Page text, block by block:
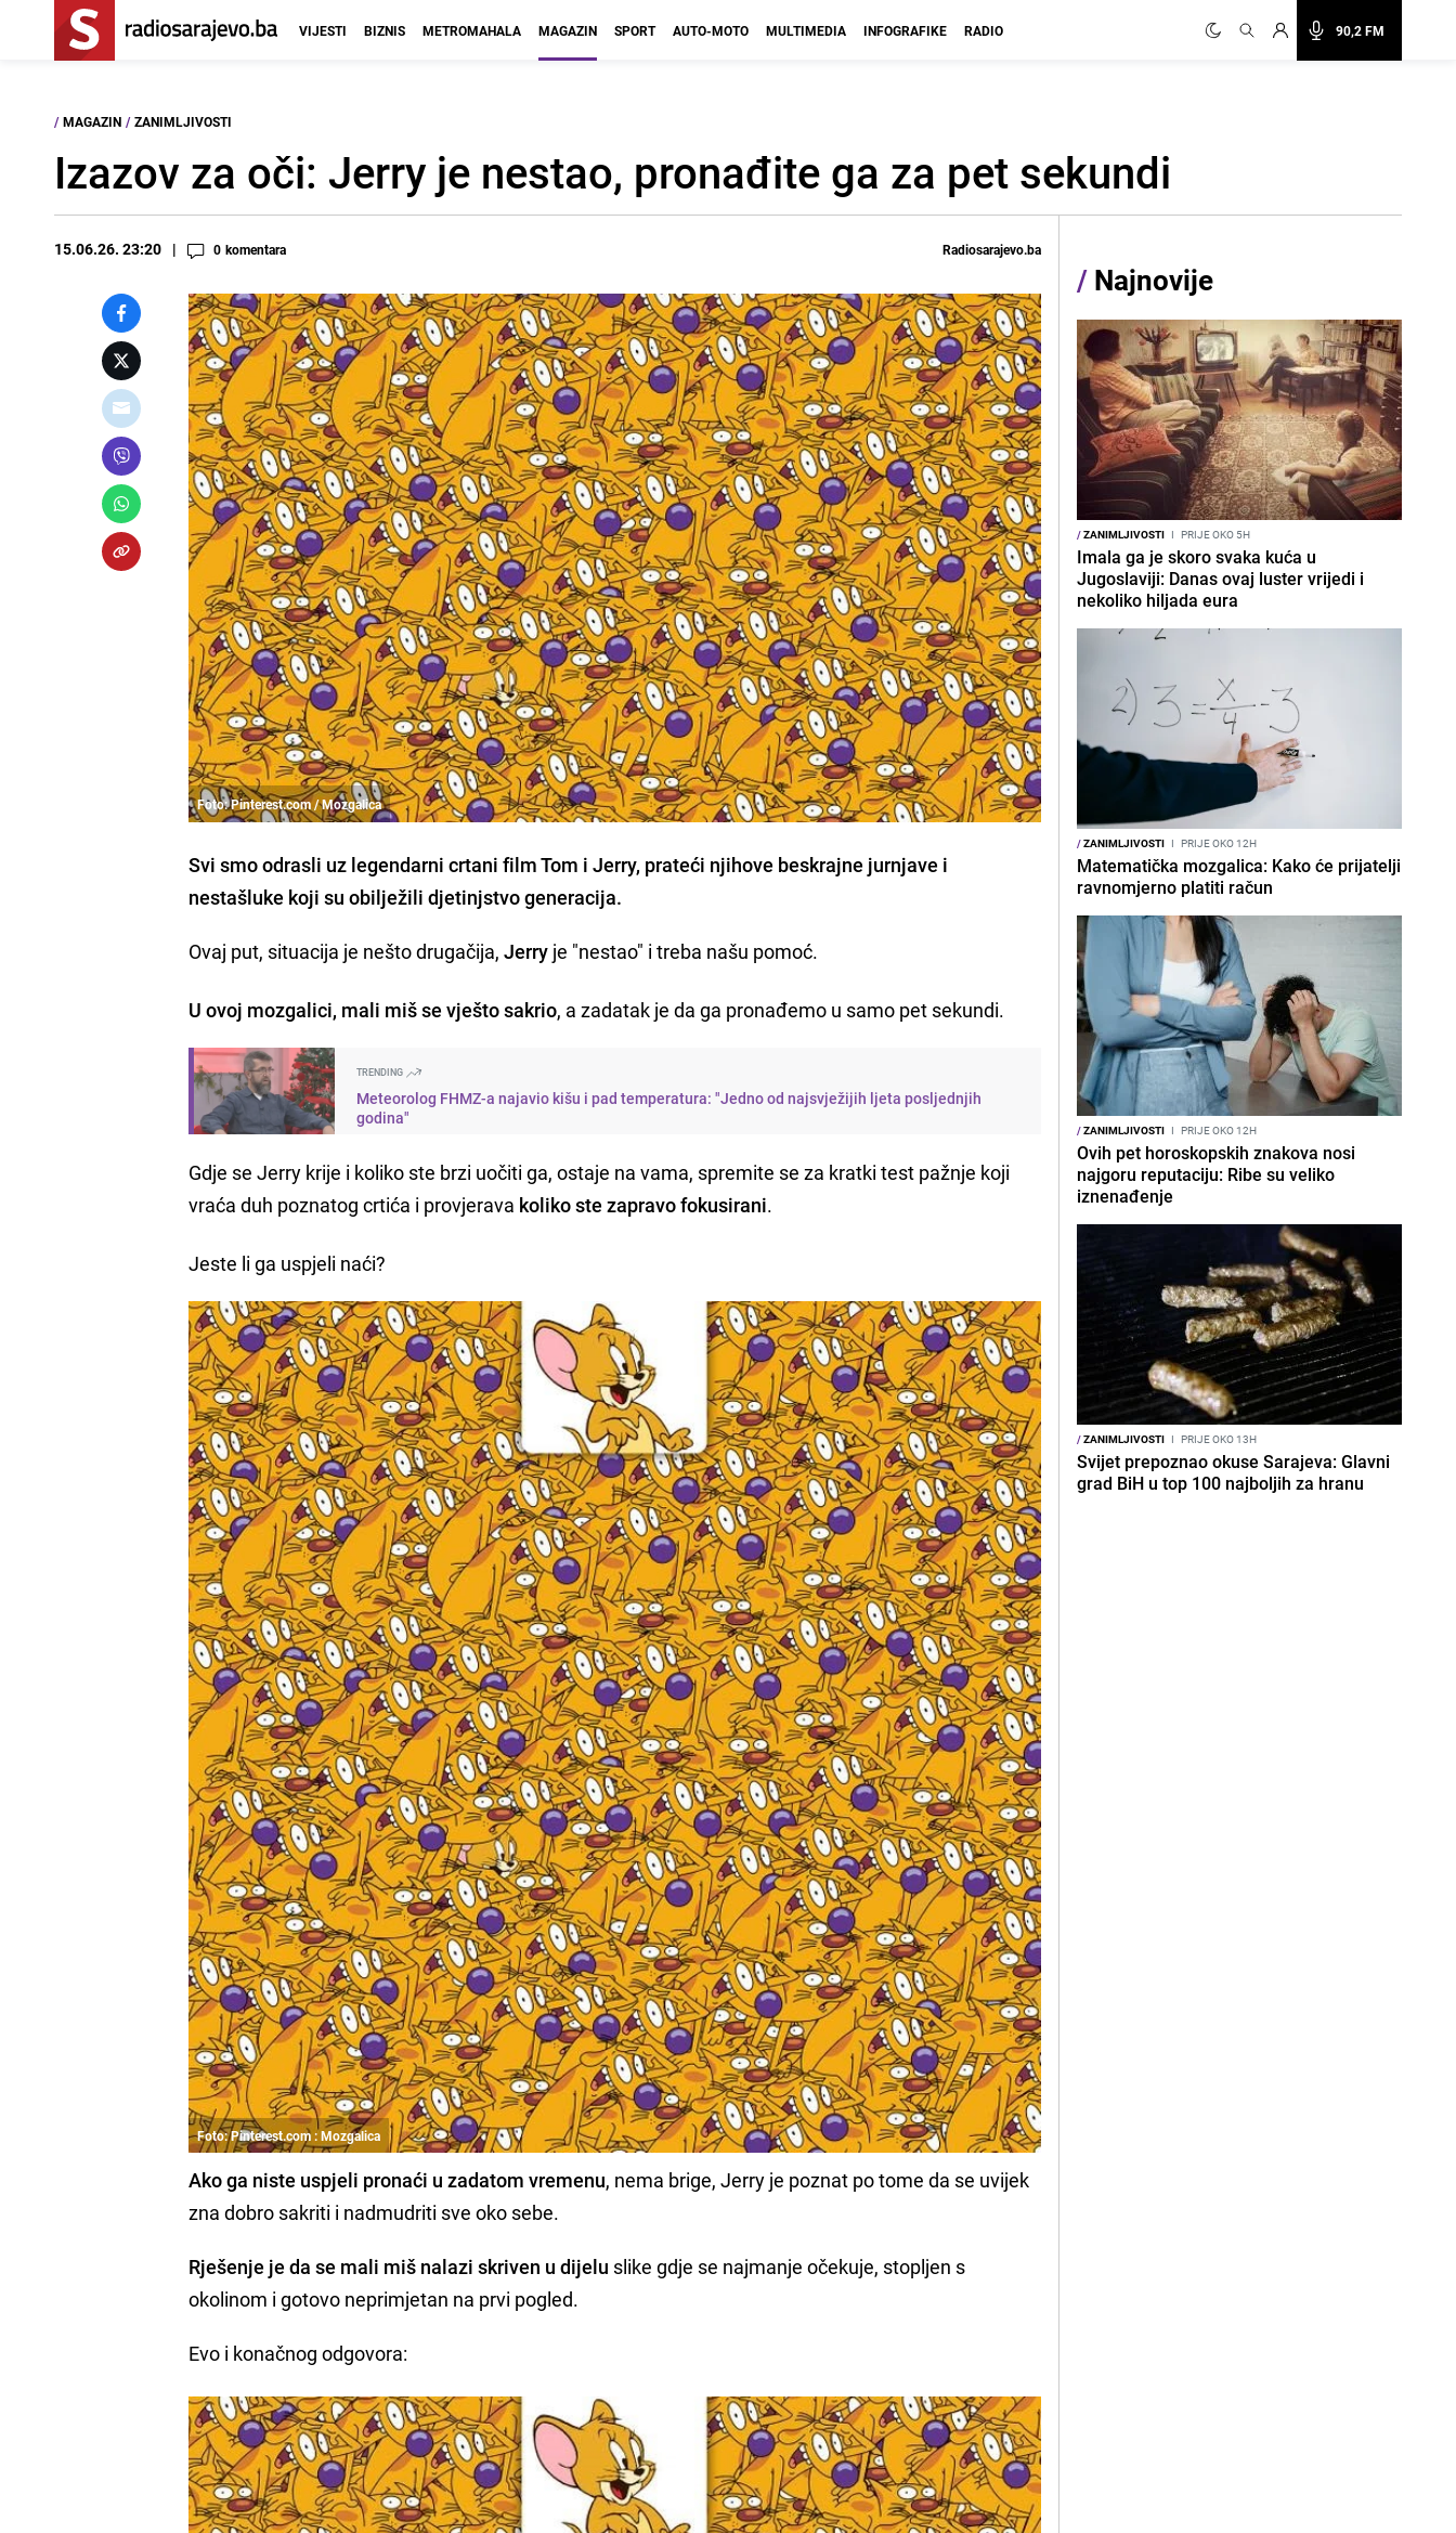
90,2 FM
VIJESTI BIZNIS METROMAHALA MAGAZIN SPORT AUTO-MOTO MULTIMEDIA INFOGRAFIKE RADIO
/ MAGAZIN / ZANIMLJIVOSTI
Izazov za oči: Jerry je nestao, pronađite ga za pet sekundi
15.06.26. 23:20 0 komentara Radiosarajevo.ba
Foto: Pinterest.com / Mozgalica
Svi smo odrasli uz legendarni crtani film Tom i Jerry, prateći njihove beskrajne jurnjave i
nestašluke koji su obilježili djetinjstvo generacija.
Ovaj put, situacija je nešto drugačija,Jerry je "nestao" i treba našu pomoć.
U ovoj mozgalici, mali miš se vješto sakrio, a zadatak je da ga pronađemo u samo pet sekundi.
TRENDING
Meteorolog FHMZ-a najavio kišu i pad temperatura: "Jedno od najsvježijih ljeta posljednjih
godina"
Gdje se Jerry krije i koliko ste brzi uočiti ga, ostaje na vama, spremite se za kratki test pažnje koji
vraća duh poznatog crtića i provjerava koliko ste zapravo fokusirani.
Jeste li ga uspjeli naći?
Foto: Pinterest.com : Mozgalica
Ako ga niste uspjeli pronaći u zadatom vremenu, nema brige, Jerry je poznat po tome da se uvijek
zna dobro sakriti i nadmudriti sve oko sebe.
Rješenje je da se mali miš nalazi skriven u dijelu slike gdje se najmanje očekuje, stopljen s
okolinom i gotovo neprimjetan na prvi pogled.
Evo i konačnog odgovora:
/ Najnovije
/ZANIMLJIVOSTI I PRIJE OKO 5H
Imala ga je skoro svaka kuća u
Jugoslaviji: Danas ovaj luster vrijedi i
nekoliko hiljada eura
/ZANIMLJIVOSTI I PRIJE OKO 12H
Matematička mozgalica: Kako će prijatelji
ravnomjerno platiti račun
/ZANIMLJIVOSTI I PRIJE OKO 12H
Ovih pet horoskopskih znakova nosi
najgoru reputaciju: Ribe su veliko
iznenađenje
/ZANIMLJIVOSTI I PRIJE OKO 13H
Svijet prepoznao okuse Sarajeva: Glavni
grad BiH u top 100 najboljih za hranu